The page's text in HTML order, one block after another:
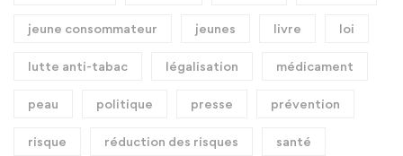
jeune consommateur jeunes livre loi
lutte anti-tabac légalisation médicament
peau politique presse prévention
risque réduction des risques santé